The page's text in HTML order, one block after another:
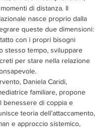
di distanza. Il
nasce proprio dalla
queste due dimensioni:
con i propri bisogni
stesso tempo, sviluppare
per stare nella relazione
Daniela Caridi,
familiare, propone
benessere di coppia e
teoria dell’attaccamento,
e approccio sistemico,